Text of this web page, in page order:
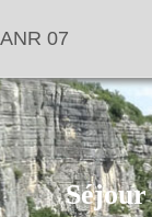
ANR 07
Séjour